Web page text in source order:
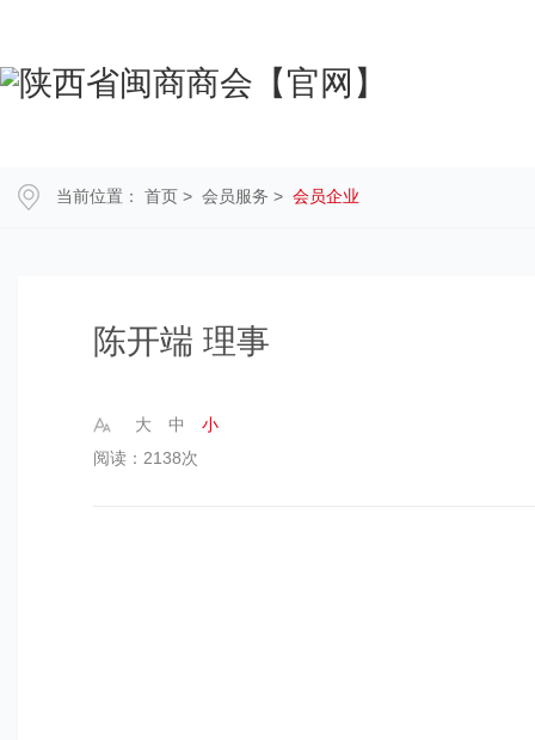
当前位置： 首页 > 会员服务 > 会员企业
陈开端 理事
大 中
小
阅读：2138次